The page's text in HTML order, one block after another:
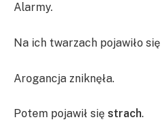
Alarmy.
Na ich twarzach pojawiło się
Arogancja zniknęła.
Potem pojawił się strach.